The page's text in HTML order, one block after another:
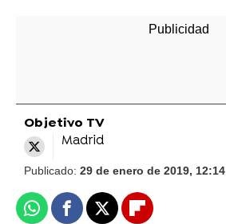
Objetivo TV
Madrid
Publicado: 29 de enero de 2019, 12:14
WhatsappFacebook
X Flipboard